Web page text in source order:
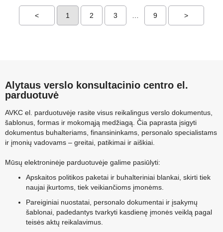
< 1 2 3 9 >
Alytaus verslo konsultacinio centro el.
parduotuvė
AVKC el. parduotuvėje rasite visus reikalingus verslo dokumentus,
šablonus, formas ir mokomąją medžiagą. Čia paprasta įsigyti
dokumentus buhalteriams, finansininkams, personalo specialistams
ir įmonių vadovams – greitai, patikimai ir aiškiai.
Mūsų elektroninėje parduotuvėje galime pasiūlyti:
Apskaitos politikos paketai ir buhalteriniai blankai, skirti tiek
naujai įkurtoms, tiek veikiančioms įmonėms.
Pareiginiai nuostatai, personalo dokumentai ir įsakymų
šablonai, padedantys tvarkyti kasdienę įmonės veiklą pagal
teisės aktų reikalavimus.